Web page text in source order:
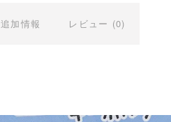
追加情報 レビュー (0)